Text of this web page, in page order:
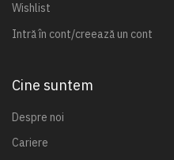
Wishlist
Intră în cont/creează un cont
Cine suntem
Despre noi
Cariere